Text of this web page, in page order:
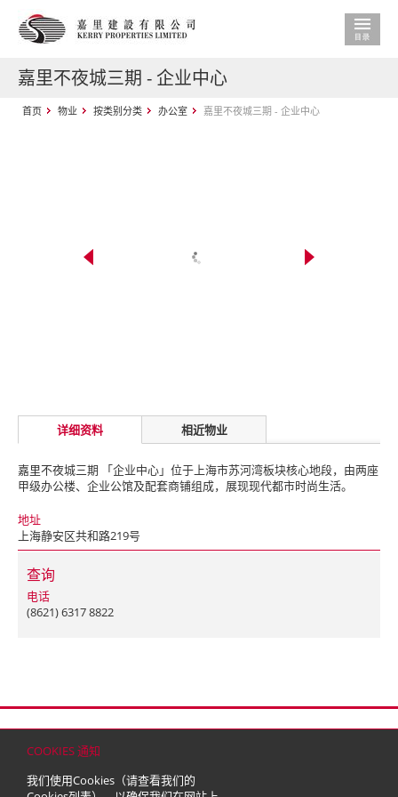
COOKIES 通知
我们使用Cookies（请查看我们的
嘉里不夜城三期 - 企业中心
首页 物业 按类别分类 办公室 嘉里不夜城三期 - 企业中心
详细资料 相近物业
嘉里不夜城三期 「企业中心」位于上海市苏河湾板块核心地段，由两座
甲级办公楼、企业公馆及配套商铺组成，展现现代都市时尚生活。
地址
上海静安区共和路219号
查询
电话
(8621) 6317 8822
© 2026 嘉里建设有限公司 (于百慕达注册成立之有限公司)